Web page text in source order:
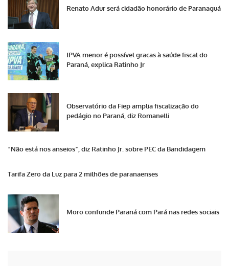
Renato Adur será cidadão honorário de Paranaguá
IPVA menor é possível graças à saúde fiscal do
Paraná, explica Ratinho Jr
Observatório da Fiep amplia fiscalização do
pedágio no Paraná, diz Romanelli
“Não está nos anseios”, diz Ratinho Jr. sobre PEC da Bandidagem
Tarifa Zero da Luz para 2 milhões de paranaenses
Moro confunde Paraná com Pará nas redes sociais